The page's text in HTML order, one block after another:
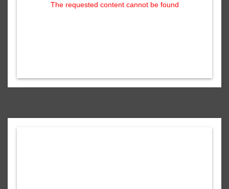
The requested content cannot be found